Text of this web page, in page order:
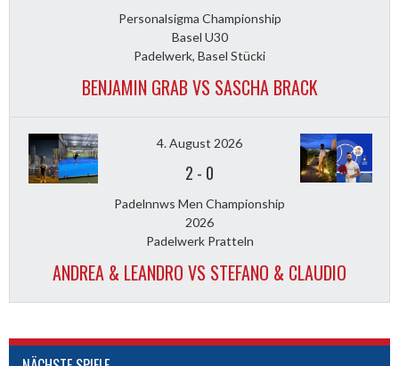
Personalsigma Championship
Basel U30
Padelwerk, Basel Stücki
BENJAMIN GRAB VS SASCHA BRACK
4. August 2026
2 - 0
Padelnnws Men Championship
2026
Padelwerk Pratteln
ANDREA & LEANDRO VS STEFANO & CLAUDIO